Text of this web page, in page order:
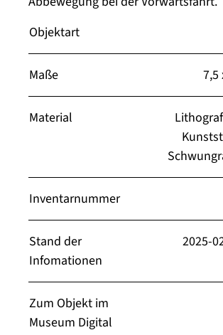
Objektart
Maße 7,5
Material
Inventarnummer
Stand der
Infomationen
2025-
Zum Objekt im
Museum Digital